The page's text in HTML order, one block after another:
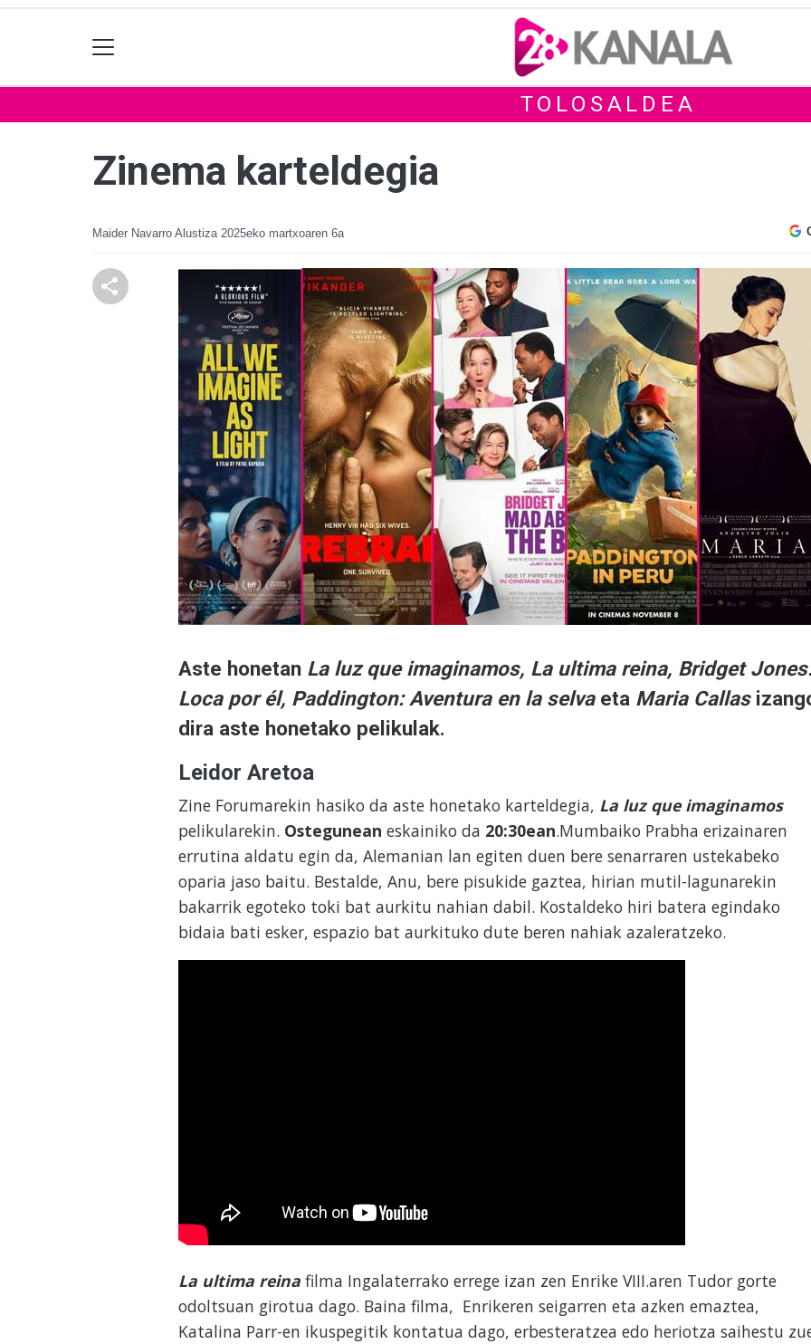
TOLOSALDEA
Zinema karteldegia
Maider Navarro Alustiza 2025eko martxoaren 6a
Aste honetan La luz que imaginamos, La ultima reina, Bridget
Loca por él, Paddington: Aventura en la selva eta Maria Callas
dira aste honetako pelikulak.
Leidor Aretoa
Zine Forumarekin hasiko da aste honetako karteldegia, La luz que imaginamos
pelikularekin. Ostegunean eskainiko da 20:30ean.Mumbaiko Prabha erizainaren
errutina aldatu egin da, Alemanian lan egiten duen bere senarraren ustekabeko
oparia jaso baitu. Bestalde, Anu, bere pisukide gaztea, hirian mutil-lagunarekin
bakarrik egoteko toki bat aurkitu nahian dabil. Kostaldeko hiri batera egindako
bidaia bati esker, espazio bat aurkituko dute beren nahiak azaleratzeko.
La ultima reina filma Ingalaterrako errege izan zen Enrike VIII.aren Tudor gorte
odoltsuan girotua dago. Baina filma, Enrikeren seigarren eta azken emaztea,
Katalina Parr-en ikuspegitik kontatua dago, erbesteratzea edo heriotza saihestu